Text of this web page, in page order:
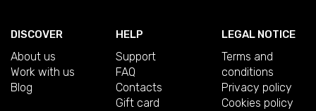
DISCOVER
About us
Work with us
Blog
HELP
Support
FAQ
Contacts
Gift card
LEGAL NOTICE
Terms and
conditions
Privacy policy
Cookies policy